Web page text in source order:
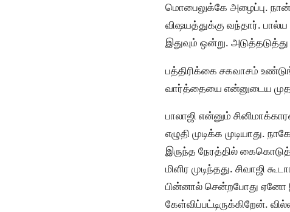
மொபைலுக்கே அழைப்பு.
விஷயத்துக்கு வந்தார்.
இதுவும் ஒன்று.
பத்திரிக்கை சகவாசம்
வார்த்தையை என்னுடைய
பாலாஜி என்னும்
எழுதி முடிக்க முடியாது.
இருந்த நேரத்தில்
மிளிர முடிந்தது. சிவாஜி
பின்னால் சென்றபோது ஏனோ
கேள்விப்பட்டிருக்கிறேன்.